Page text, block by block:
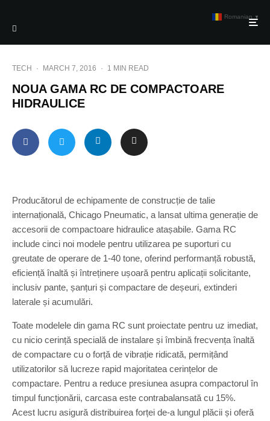
TECH · MARCH 7, 2016 · 1 MIN READ
NOUA GAMA RC DE COMPACTOARE
HIDRAULICE
Producătorul de echipamente de construcție de talie
internațională, Chicago Pneumatic, a lansat ultima generație de
accesorii de compactoare hidraulice atașabile. Gama RC
include cinci noi modele pentru utilizarea pe suporturi cu
greutate de operare de 1-40 tone, oferind performanță robustă,
eficiență înaltă și întreținere ușoară pentru aplicații solicitante,
inclusiv pante, șanțuri și compactare de deșeuri, extinderi
laterale și acumulări.
Toate modelele din gama RC sunt proiectate pentru uz imediat,
cu nicio cerință specială de instalare și îmbină frecvența înaltă
de compactare cu o forță de vibrație ridicată, permițând
utilizatorilor să lucreze rapid majoritatea cerințelor de
compactare. Pentru a reduce presiunea asupra compactorul în
timpul funcționării, carcasa este contrabalansată cu 15%.
Acest lucru asigură distribuirea forței de-a lungul plăcii și oferă
Romanian ▼